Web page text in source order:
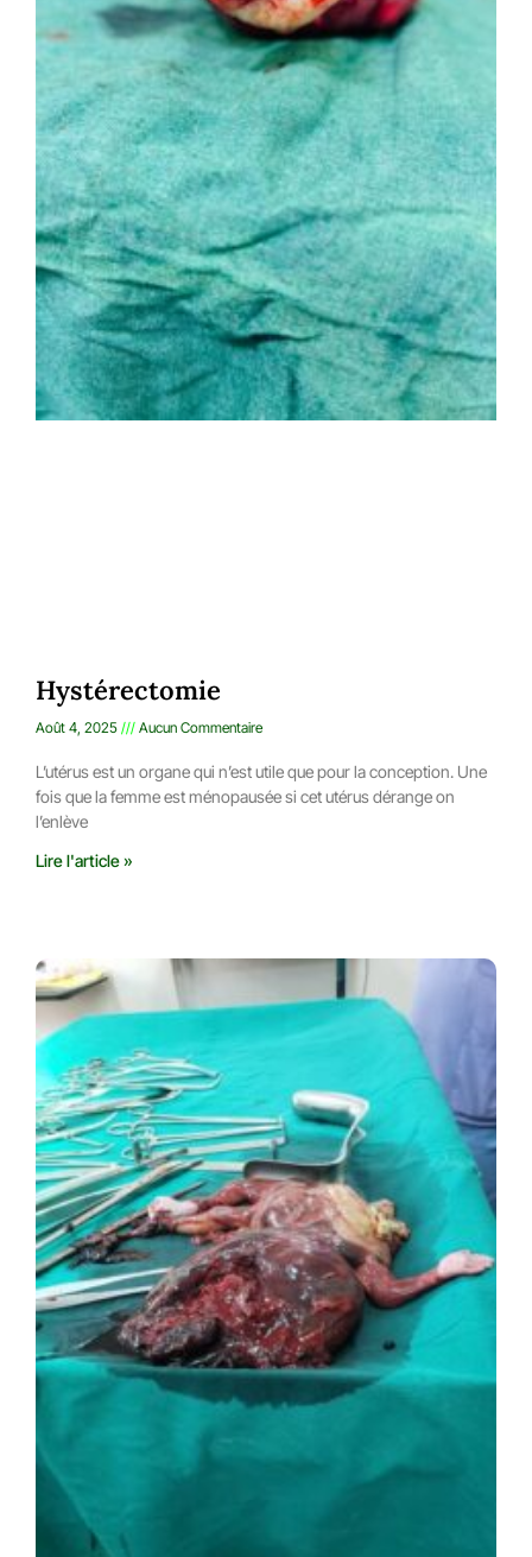
Hystérectomie
Août 4, 2025 Aucun Commentaire
L’utérus est un organe qui n’est utile que pour la conception. Une
fois que la femme est ménopausée si cet utérus dérange on
l’enlève
Lire l'article »